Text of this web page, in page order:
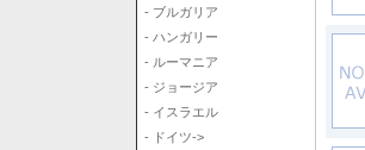
- ブルガリア
- ハンガリー
- ルーマニア
- ジョージア
- イスラエル
- ドイツ->